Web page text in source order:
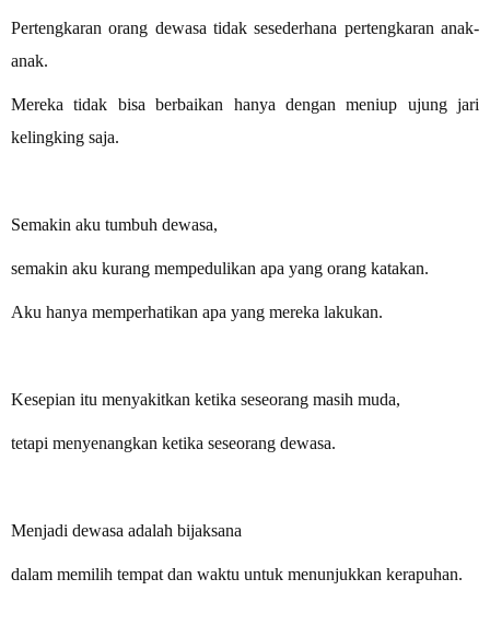
Pertengkaran orang dewasa tidak sesederhana pertengkaran anak-
anak.
Mereka tidak bisa berbaikan hanya dengan meniup ujung jari
kelingking saja.
Semakin aku tumbuh dewasa,
semakin aku kurang mempedulikan apa yang orang katakan.
Aku hanya memperhatikan apa yang mereka lakukan.
Kesepian itu menyakitkan ketika seseorang masih muda,
tetapi menyenangkan ketika seseorang dewasa.
Menjadi dewasa adalah bijaksana
dalam memilih tempat dan waktu untuk menunjukkan kerapuhan.